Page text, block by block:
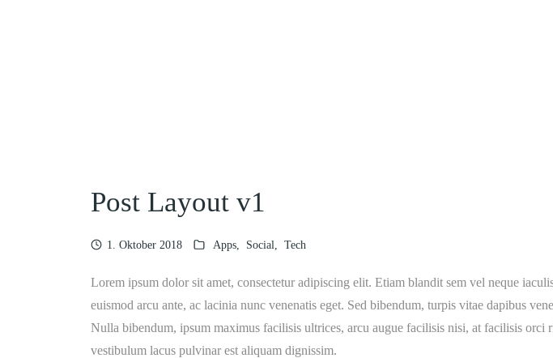
Post Layout v1
1. Oktober 2018 Apps Social Tech
Lorem ipsum dolor sit amet, consectetur adipiscing elit. Etiam blandit sem vel neque
euismod arcu ante, ac lacinia nunc venenatis eget. Sed bibendum, turpis vitae dapibus
Nulla bibendum, ipsum maximus facilisis ultrices, arcu augue facilisis nisi, at facilisis
vestibulum lacus pulvinar est aliquam dignissim.